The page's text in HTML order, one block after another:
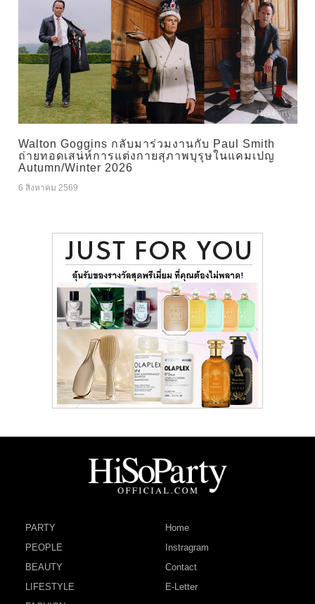
Walton Goggins กลับมาร่วมงานกับ Paul Smith
ถ่ายทอดเสน่ห์การแต่งกายสุภาพบุรุษในแคมเปญ
Autumn/Winter 2026
6 สิงหาคม 2569
PARTY
PEOPLE
BEAUTY
LIFESTYLE
Home
Instragram
Contact
E-Letter